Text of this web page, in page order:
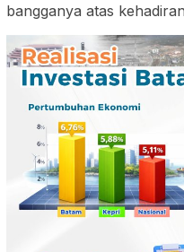
bangganya atas